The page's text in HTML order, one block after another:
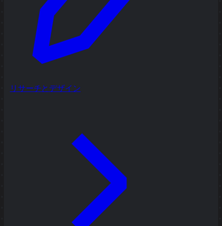
リサーチとデザイン